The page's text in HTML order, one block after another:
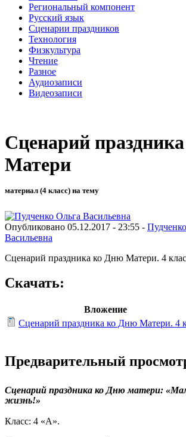
Региональный компонент
Русский язык
Сценарии праздников
Технология
Физкультура
Чтение
Разное
Аудиозаписи
Видеозаписи
Сценарий
Матери
материал (4 класс) на тему
Опубликовано 05.12.2017 - 23:55 -
Васильевна
Сценарий праздника ко Дню Матери. 4
Скачать:
Вложение
Сценарий праздника ко Дню Матери. 4
Предварительный
Сценарий праздника ко Дню матери:
жизнь!»
Класс: 4 «А».